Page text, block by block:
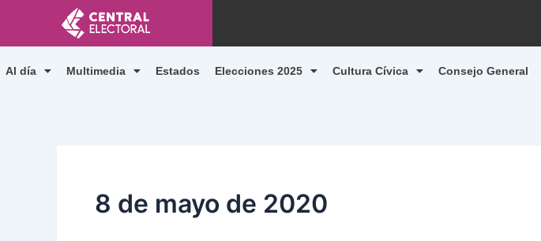
contenido
Al día Multimedia Estados Elecciones 2025 Cultura Cívica Consejo General
8 de mayo de 2020